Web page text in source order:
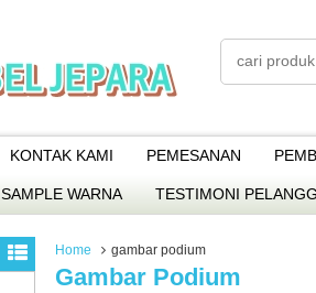
KONTAK KAMI PEMESANAN
SAMPLE WARNA TESTIMONI
Home gambar podium
Gambar Podium